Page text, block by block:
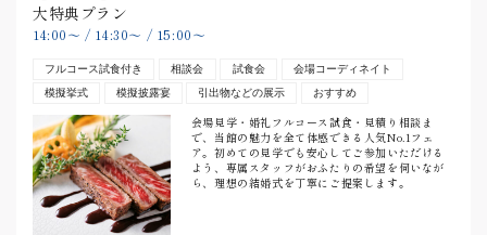
大特典プラン
14:00〜 / 14:30〜 / 15:00〜
フルコース試食付き 相談会 試食会
会場コーディネイト
模擬挙式
模擬披露宴 引出物などの展示 おすすめ
会場見学・婚礼フルコース試食・見積り相談ま
で、当館の魅力を全て体感できる人気No.1フェ
ア。初めての見学でも安心してご参加いただける
よう、専属スタッフがおふたりの希望を伺いなが
ら、理想の結婚式を丁寧にご提案します。